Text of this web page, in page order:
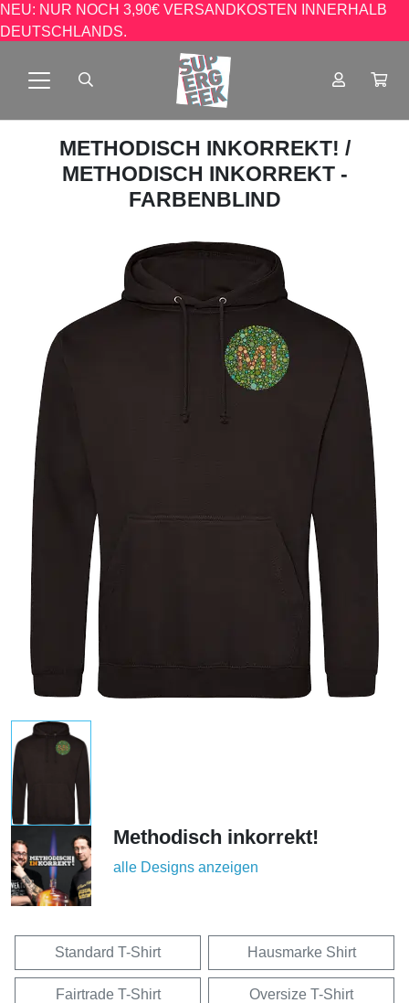
NEU: NUR NOCH 3,90€ VERSANDKOSTEN INNERHALB
DEUTSCHLANDS.
METHODISCH INKORREKT! /
METHODISCH INKORREKT -
FARBENBLIND
Methodisch inkorrekt!
alle Designs anzeigen
Standard T-Shirt Hausmarke Shirt
Fairtrade T-Shirt Oversize T-Shirt